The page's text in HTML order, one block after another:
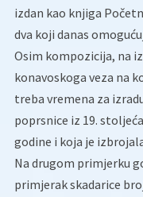
izdan kao knjiga
dva koji danas
Osim kompozicija, na
konavoskoga veza na
treba vremena za
poprsnice iz 19.
godine i koja je
Na drugom primjerku
primjerak skadarice